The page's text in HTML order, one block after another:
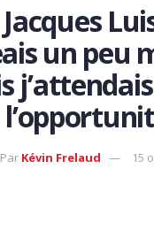
Jacques
un peu
Par Kévin Frelaud 15